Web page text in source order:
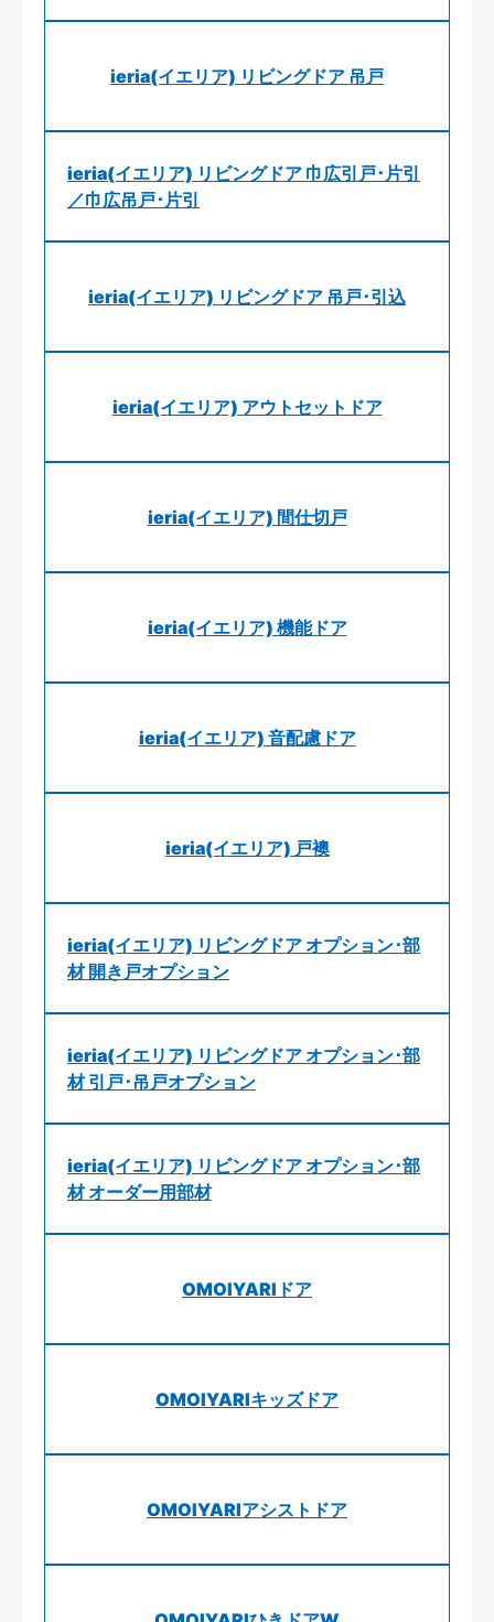
ieria(イエリア) リビングドア 吊戸
ieria(イエリア) リビングドア 巾広引戸･片引
／巾広吊戸･片引
ieria(イエリア) リビングドア 吊戸･引込
ieria(イエリア) アウトセットドア
ieria(イエリア) 間仕切戸
ieria(イエリア) 機能ドア
ieria(イエリア) 音配慮ドア
ieria(イエリア) 戸襖
ieria(イエリア) リビングドア オプション･部
材 開き戸オプション
ieria(イエリア) リビングドア オプション･部
材 引戸･吊戸オプション
ieria(イエリア) リビングドア オプション･部
材 オーダー用部材
OMOIYARIドア
OMOIYARIキッズドア
OMOIYARIアシストドア